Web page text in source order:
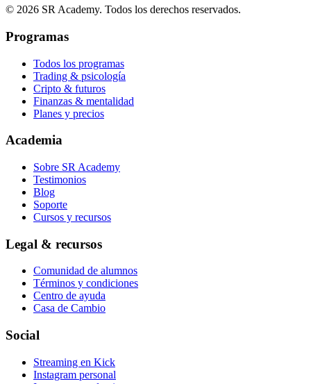
© 2026 SR Academy. Todos los derechos reservados.
Programas
Todos los programas
Trading & psicología
Cripto & futuros
Finanzas & mentalidad
Planes y precios
Academia
Sobre SR Academy
Testimonios
Blog
Soporte
Cursos y recursos
Legal & recursos
Comunidad de alumnos
Términos y condiciones
Centro de ayuda
Casa de Cambio
Social
Streaming en Kick
Instagram personal